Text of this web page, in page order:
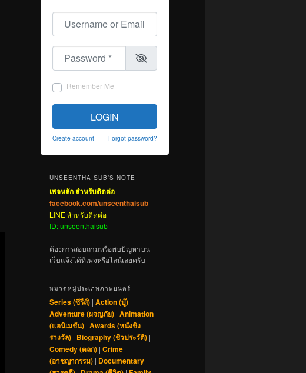
Username or Email
Password
Remember Me
LOGIN
Create account Forgot password?
UNSEENTHAISUB’S NOTE
เพจหลัก สำหรับติดต่อ
facebook.com/unseenthaisub
LINE สำหรับติดต่อ
ID: unseenthaisub
ต้องการสอบถามหรือพบปัญหาบน
เว็บแจ้งได้ที่เพจหรือไลน์เลยครับ
หมวดหมู่ประเภทภาพยนตร์
Series (ซีรีส์) | Action (บู๊) |
Adventure (ผจญภัย) | Animation
(แอนิเมชัน) | Awards (หนังชิง
รางวัล) | Biography (ชีวประวัติ) |
Comedy (ตลก) | Crime
(อาชญากรรม) | Documentary